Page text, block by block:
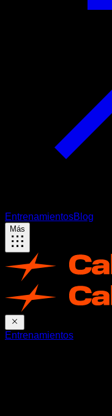
EntrenamientosBlog
Más
Entrenamientos